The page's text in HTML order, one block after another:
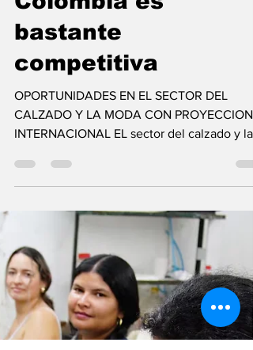
Pablo Rivillas Campos
hace 1 día
4 min de lectura
Colombia es
bastante
competitiva
OPORTUNIDADES EN EL SECTOR DEL
CALZADO Y LA MODA CON PROYECCION
moda en Colombia, a pesar de los
vive un buen momento, sin desconocer
algunos inconvenientes y contracciones de
mercado. Frente a ello, debemos
concentrarnos en nuestra creatividad, mano
de obra calificada y calidad de materiales,
que gozan de una reputación impecable en